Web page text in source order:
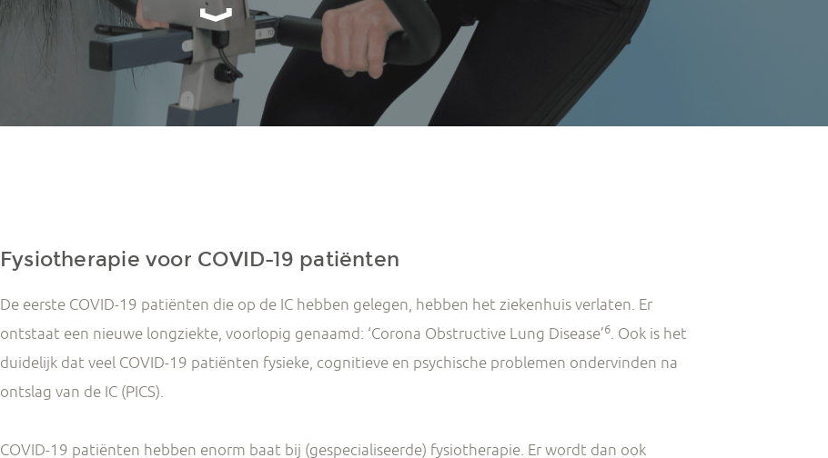
Fysiotherapie voor COVID-19 patiënten
De eerste COVID-19 patiënten die op de IC hebben gelegen, hebben het ziekenhuis verlaten. Er
ontstaat een nieuwe longziekte, voorlopig genaamd: ‘Corona Obstructive Lung Disease’6. Ook is het
duidelijk dat veel COVID-19 patiënten fysieke, cognitieve en psychische problemen ondervinden na
ontslag van de IC (PICS).
COVID-19 patiënten hebben enorm baat bij (gespecialiseerde) fysiotherapie. Er wordt dan ook